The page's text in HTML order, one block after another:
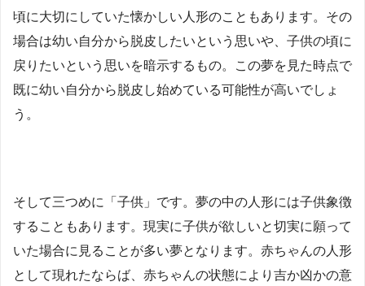
頃に大切にしていた懐かしい人形のこともあります。その
場合は幼い自分から脱皮したいという思いや、子供の頃に
戻りたいという思いを暗示するもの。この夢を見た時点で
既に幼い自分から脱皮し始めている可能性が高いでしょ
う。
そして三つめに「子供」です。夢の中の人形には子供象徴
することもあります。現実に子供が欲しいと切実に願って
いた場合に見ることが多い夢となります。赤ちゃんの人形
として現れたならば、赤ちゃんの状態により吉か凶かの意